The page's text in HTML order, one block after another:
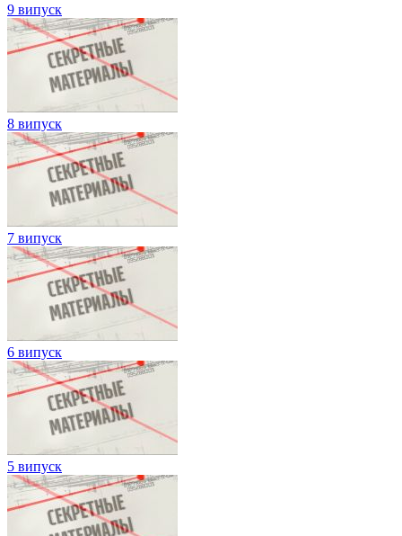
9 випуск
8 випуск
7 випуск
6 випуск
5 випуск